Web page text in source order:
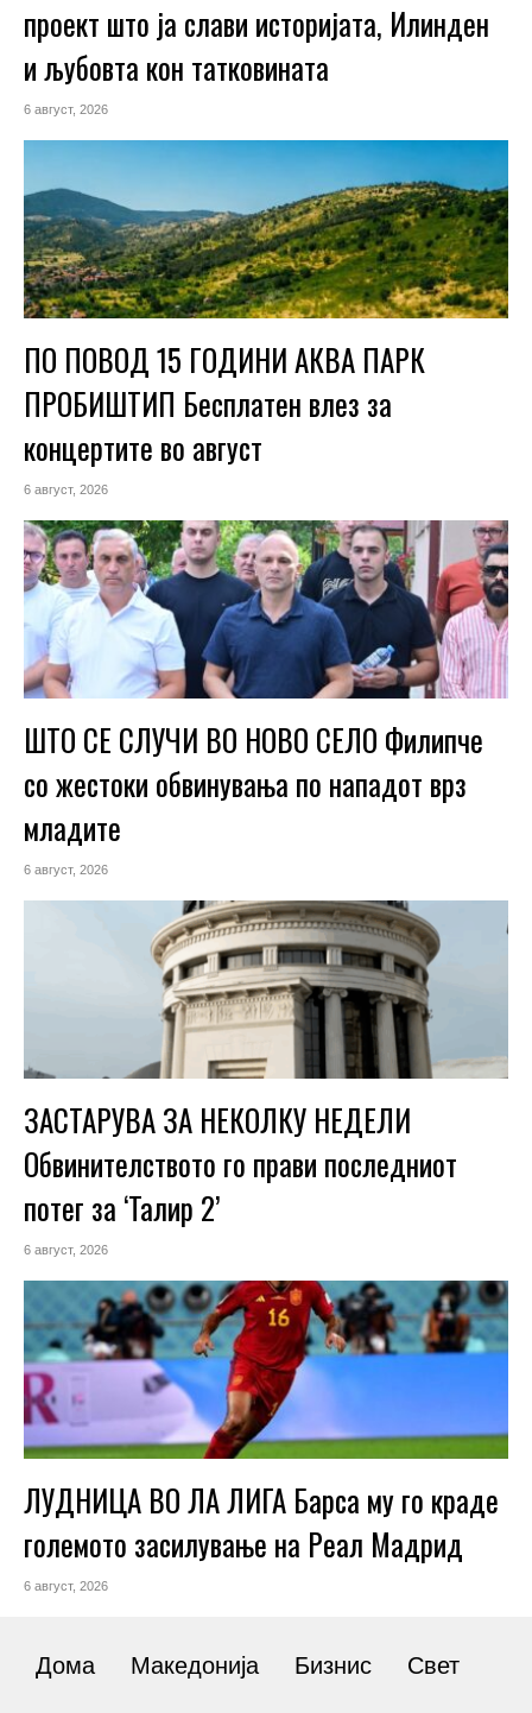
проект што ја слави историјата, Илинден
и љубовта кон татковината
6 август, 2026
ПО ПОВОД 15 ГОДИНИ АКВА ПАРК
ПРОБИШТИП Бесплатен влез за
концертите во август
6 август, 2026
ШТО СЕ СЛУЧИ ВО НОВО СЕЛО Филипче
со жестоки обвинувања по нападот врз
младите
6 август, 2026
ЗАСТАРУВА ЗА НЕКОЛКУ НЕДЕЛИ
Обвинителството го прави последниот
потег за ‘Талир 2’
6 август, 2026
ЛУДНИЦА ВО ЛА ЛИГА Барса му го краде
големото засилување на Реал Мадрид
6 август, 2026
Дома Македонија Бизнис Свет